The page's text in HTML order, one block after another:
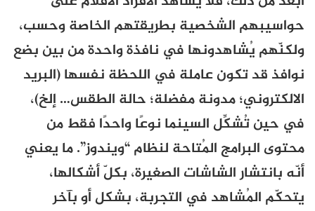
حواسيبهم الشخصية بطريقتهم الخاصة وحسب،
ولكنّهم يُشاهدونها في نافذة واحدة من بين بضع
نوافذ قد تكون عاملة في اللحظة نفسها (البريد
الالكتروني؛ مدونة مفضلة؛ حالة الطقس… إلخ)،
في حين تُشكِّل السينما نوعًا واحدًا فقط من
محتوى البرامج المُتاحة لنظام “ويندوز”. ما يعني
أنّه بانتشار الشاشات الصغيرة، بكلّ أشكالها،
يتحكّم المُشاهد في التجربة، بشكل أو بآخر